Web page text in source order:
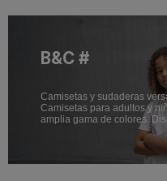
B&C #
Camisetas y sudaderas
Camisetas para adultos y
amplia gama de colores.